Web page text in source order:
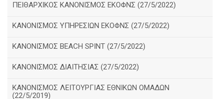
ΠΕΙΘΑΡΧΙΚΟΣ ΚΑΝΟΝΙΣΜΟΣ ΕΚΟΦΝΣ (27/5/2022)
ΚΑΝΟΝΙΣΜΟΣ ΥΠΗΡΕΣΙΩΝ ΕΚΟΦΝΣ (27/5/2022)
ΚΑΝΟΝΙΣΜΟΣ BEACH SPINT (27/5/2022)
ΚΑΝΟΝΙΣΜΟΣ ΔΙΑΙΤΗΣΙΑΣ (27/5/2022)
ΚΑΝΟΝΙΣΜΟΣ ΛΕΙΤΟΥΡΓΙΑΣ ΕΘΝΙΚΩΝ ΟΜΑΔΩΝ
(22/5/2019)